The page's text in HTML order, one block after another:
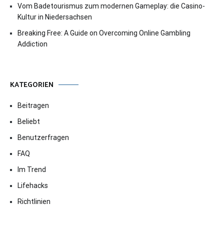
Vom Badetourismus zum modernen Gameplay: die Casino-
Kultur in Niedersachsen
Breaking Free: A Guide on Overcoming Online Gambling
Addiction
KATEGORIEN
Beitragen
Beliebt
Benutzerfragen
FAQ
Im Trend
Lifehacks
Richtlinien